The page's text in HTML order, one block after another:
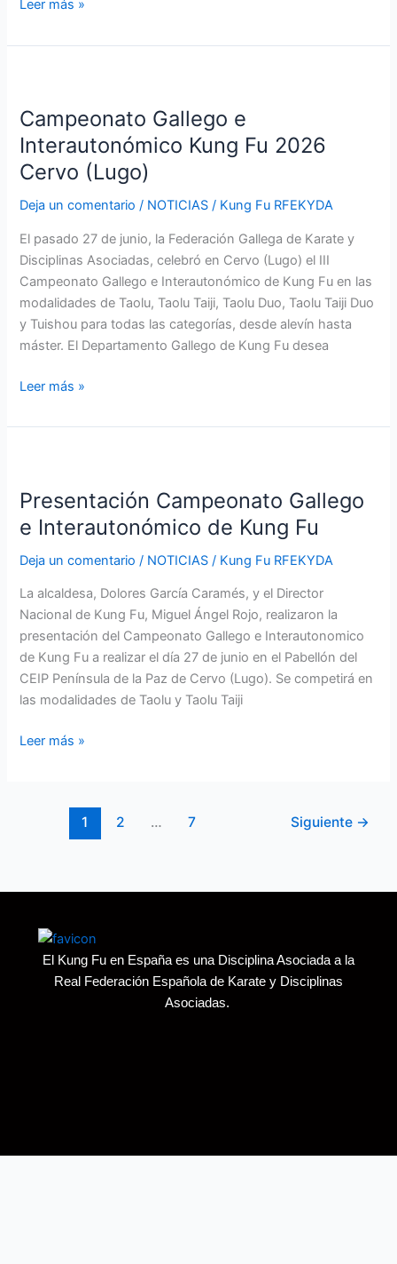
Leer más »
Campeonato Gallego e
Interautonómico Kung Fu 2026
Cervo (Lugo)
Deja un comentario / NOTICIAS / Kung Fu RFEKYDA
El pasado 27 de junio, la Federación Gallega de Karate y
Disciplinas Asociadas, celebró en Cervo (Lugo) el III
Campeonato Gallego e Interautonómico de Kung Fu en las
modalidades de Taolu, Taolu Taiji, Taolu Duo, Taolu Taiji Duo
y Tuishou para todas las categorías, desde alevín hasta
máster. El Departamento Gallego de Kung Fu desea
e
Interautonómico
Kung
Fu
2026
(Lugo)
Leer más »
Presentación Campeonato Gallego
e Interautonómico de Kung Fu
Deja un comentario / NOTICIAS / Kung Fu RFEKYDA
La alcaldesa, Dolores García Caramés, y el Director
Nacional de Kung Fu, Miguel Ángel Rojo, realizaron la
presentación del Campeonato Gallego e Interautonomico
de Kung Fu a realizar el día 27 de junio en el Pabellón del
CEIP Península de la Paz de Cervo (Lugo). Se competirá en
las modalidades de Taolu y Taolu Taiji
Gallego
e
de
Kung
Fu
Leer más »
1 2 … 7 Siguiente →
El Kung Fu en España es una Disciplina Asociada a la
Real Federación Española de Karate y Disciplinas
Asociadas.